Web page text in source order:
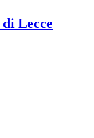
Lecce